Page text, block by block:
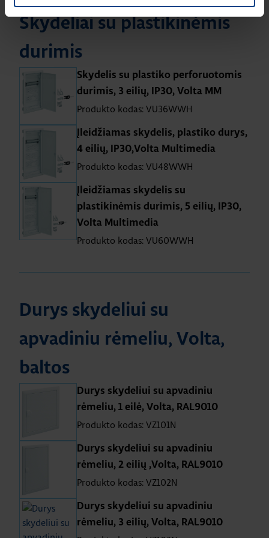
Skydeliai su plastikinėmis
durimis
Skydelis su plastiko perforuotomis
durimis, 3 eilių, IP30, Volta MM
Produkto kodas: VU36WWH
Įleidžiamas skydelis, plastiko durys,
4 eilių, IP30,Volta Multimedia
Produkto kodas: VU48WWH
Įleidžiamas skydelis su
plastikinėmis durimis, 5 eilių, IP30,
Volta Multimedia
Produkto kodas: VU60WWH
Durys skydeliui su
apvadiniu rėmeliu, Volta,
baltos
Durys skydeliui su apvadiniu
rėmeliu, 1 eilė, Volta, RAL9010
Produkto kodas: VZ101N
Durys skydeliui su apvadiniu
rėmeliu, 2 eilių ,Volta, RAL9010
Produkto kodas: VZ102N
Durys skydeliui su apvadiniu
rėmeliu, 3 eilių, Volta, RAL9010